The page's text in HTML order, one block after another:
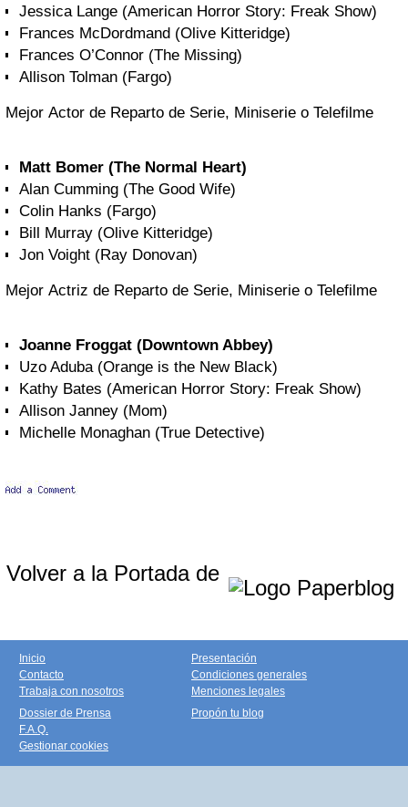
Jessica Lange (American Horror Story: Freak Show)
Frances McDordmand (Olive Kitteridge)
Frances O’Connor (The Missing)
Allison Tolman (Fargo)
Mejor Actor de Reparto de Serie, Miniserie o Telefilme
Matt Bomer (The Normal Heart)
Alan Cumming (The Good Wife)
Colin Hanks (Fargo)
Bill Murray (Olive Kitteridge)
Jon Voight (Ray Donovan)
Mejor Actriz de Reparto de Serie, Miniserie o Telefilme
Joanne Froggat (Downtown Abbey)
Uzo Aduba (Orange is the New Black)
Kathy Bates (American Horror Story: Freak Show)
Allison Janney (Mom)
Michelle Monaghan (True Detective)
Volver a la Portada de
Inicio
Contacto
Trabaja con nosotros
Presentación
Condiciones generales
Menciones legales
Dossier de Prensa
F.A.Q.
Gestionar cookies
Propón tu blog